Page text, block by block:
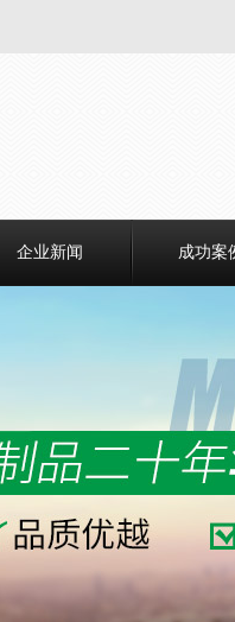
企业新闻 成功案